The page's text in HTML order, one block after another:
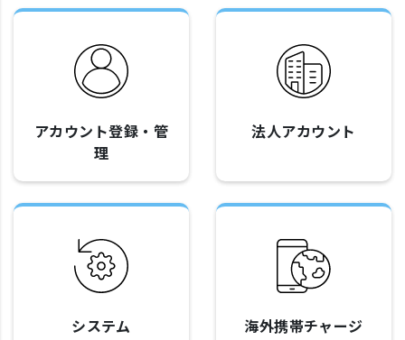
アカウント登録・管
理
法人アカウント
システム 海外携帯チャージ